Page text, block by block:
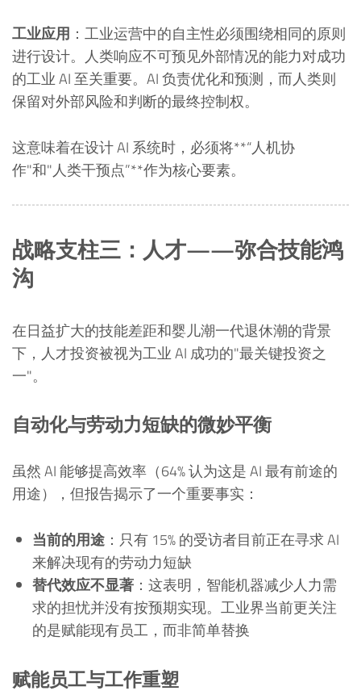
工业应用 ：工业运营中的自主性必须围绕相同的原则
进行设计。人类响应不可预见外部情况的能力对成功
的工业 AI 至关重要。AI 负责优化和预测，而人类则
保留对外部风险和判断的最终控制权。
这意味着在设计 AI 系统时，必须将**“人机协
作"和"人类干预点”**作为核心要素。
战略支柱三：人才——弥合技能鸿
沟
在日益扩大的技能差距和婴儿潮一代退休潮的背景
下，人才投资被视为工业 AI 成功的"最关键投资之
一"。
自动化与劳动力短缺的微妙平衡
虽然 AI 能够提高效率（64% 认为这是 AI 最有前途的
用途），但报告揭示了一个重要事实：
当前的用途 ：只有 15% 的受访者目前正在寻求 AI
来解决现有的劳动力短缺
替代效应不显著 ：这表明，智能机器减少人力需
求的担忧并没有按预期实现。工业界当前更关注
的是赋能现有员工，而非简单替换
赋能员工与工作重塑